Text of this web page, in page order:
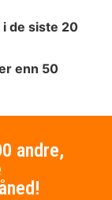
de siste 20
enn 50
andre,